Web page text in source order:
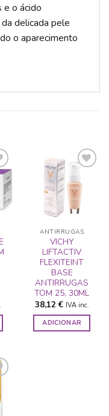
e o ácido
delicada pele
o aparecimento
ADICIONAR
A LISTA DE
DESEJOS
ANTIRRUGAS
VICHY
LIFTACTIV
FLEXITEINT
BASE
ANTIRRUGAS
TOM 25, 30ML
38,12€ IVA inc.
ADICIONAR